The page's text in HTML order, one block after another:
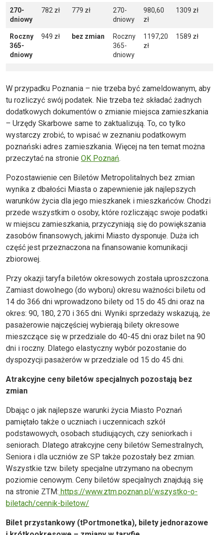
270-
dniowy
782 zł 779 zł
270-
dniowy
980,60
zł
1309 zł
Roczny
365-
dniowy
949 zł bez zmian
Roczny
365-
dniowy
1197,20
zł
1589 zł
W przypadku Poznania – nie trzeba być zameldowanym, aby
tu rozliczyć swój podatek. Nie trzeba też składać żadnych
dodatkowych dokumentów o zmianie miejsca zamieszkania
– Urzędy Skarbowe same to zaktualizują. To, co tylko
wystarczy zrobić, to wpisać w zeznaniu podatkowym
poznański adres zamieszkania. Więcej na ten temat można
przeczytać na stronie OK Poznań.
Pozostawienie cen Biletów Metropolitalnych bez zmian
wynika z dbałości Miasta o zapewnienie jak najlepszych
warunków życia dla jego mieszkanek i mieszkańców. Chodzi
przede wszystkim o osoby, które rozliczając swoje podatki
w miejscu zamieszkania, przyczyniają się do powiększania
zasobów finansowych, jakimi Miasto dysponuje. Duża ich
część jest przeznaczona na finansowanie komunikacji
zbiorowej.
Przy okazji taryfa biletów okresowych została uproszczona.
Zamiast dowolnego (do wyboru) okresu ważności biletu od
14 do 366 dni wprowadzono bilety od 15 do 45 dni oraz na
okres: 90, 180, 270 i 365 dni. Wyniki sprzedaży wskazują, że
pasażerowie najczęściej wybierają bilety okresowe
mieszczące się w przedziale do 40-45 dni oraz bilet na 90
dni i roczny. Dlatego elastyczny wybór pozostanie do
dyspozycji pasażerów w przedziale od 15 do 45 dni.
Atrakcyjne ceny biletów specjalnych pozostają bez
zmian
Dbając o jak najlepsze warunki życia Miasto Poznań
pamiętało także o uczniach i uczennicach szkół
podstawowych, osobach studiujących, czy seniorkach i
seniorach. Dlatego atrakcyjne ceny biletów Semestralnych,
Seniora i dla uczniów ze SP także pozostały bez zmian.
Wszystkie tzw. bilety specjalne utrzymano na obecnym
poziomie cenowym. Ceny biletów specjalnych znajdują się
na stronie ZTM: https://www.ztm.poznan.pl/wszystko-o-
biletach/cennik-biletow/
Bilet przystankowy (tPortmonetka), bilety jednorazowe